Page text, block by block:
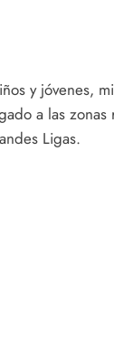
y jóvenes,
a las zonas
Ligas.